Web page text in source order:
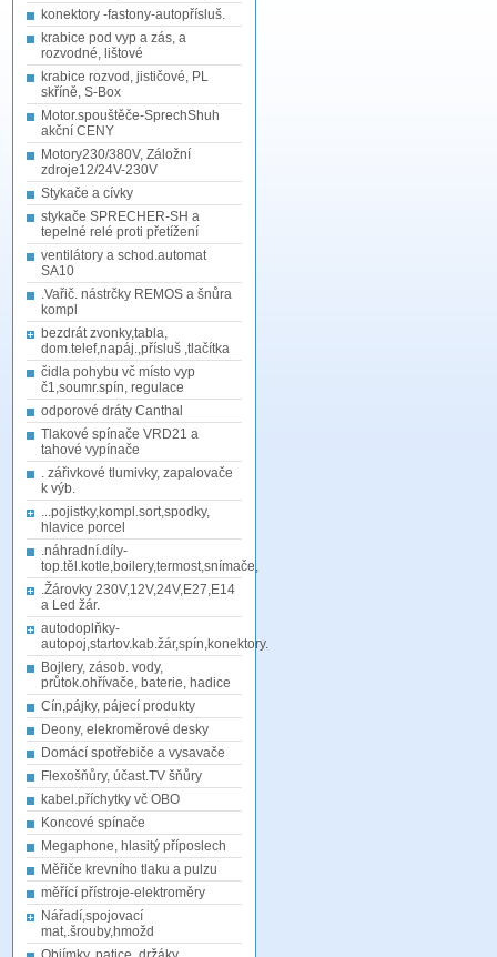
konektory -fastony-autopřísluš.
krabice pod vyp a zás, a
rozvodné, lištové
krabice rozvod, jističové, PL
skříně, S-Box
Motor.spouštěče-SprechShuh
akční CENY
Motory230/380V, Záložní
zdroje12/24V-230V
Stykače a cívky
stykače SPRECHER-SH a
tepelné relé proti přetížení
ventilátory a schod.automat
SA10
.Vařič. nástrčky REMOS a šnůra
kompl
bezdrát zvonky,tabla,
dom.telef,napáj.,přísluš ,tlačítka
čidla pohybu vč místo vyp
č1,soumr.spín, regulace
odporové dráty Canthal
Tlakové spínače VRD21 a
tahové vypínače
. zářivkové tlumivky, zapalovače
k výb.
...pojistky,kompl.sort,spodky,
hlavice porcel
.náhradní.díly-
top.těl.kotle,boilery,termost,snímače,
.Žárovky 230V,12V,24V,E27,E14
a Led žár.
autodoplňky-
autopoj,startov.kab.žár,spín,konektory.
Bojlery, zásob. vody,
průtok.ohřívače, baterie, hadice
Cín,pájky, pájecí produkty
Deony, elekroměrové desky
Domácí spotřebiče a vysavače
Flexošňůry, účast.TV šňůry
kabel.příchytky vč OBO
Koncové spínače
Megaphone, hlasitý příposlech
Měřiče krevního tlaku a pulzu
měřící přístroje-elektroměry
Nářadí,spojovací
mat,.šrouby,hmožd